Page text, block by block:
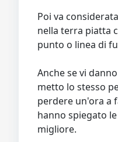
Poi va
nella terra piatta
punto o linea di
Anche se vi
metto lo stesso
perdere un'ora a
hanno spiegato
migliore.